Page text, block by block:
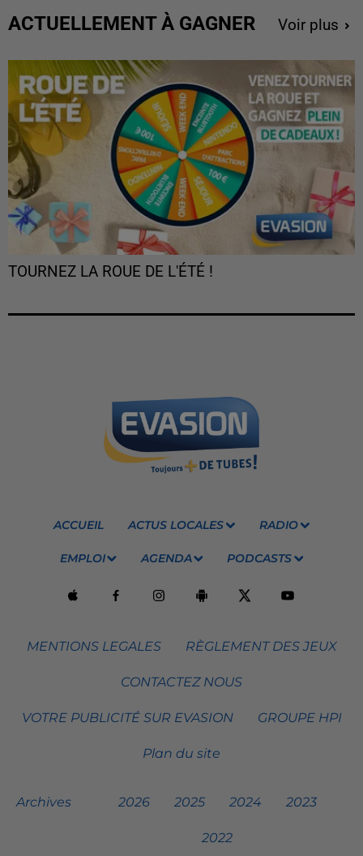
ACTUELLEMENT À GAGNER Voir plus
TOURNEZ LA ROUE DE L'ÉTÉ !
ACCUEIL ACTUS LOCALES RADIO
EMPLOI AGENDA PODCASTS
MENTIONS LEGALES RÈGLEMENT DES JEUX
CONTACTEZ NOUS
VOTRE PUBLICITÉ SUR EVASION GROUPE HPI
Plan du site
Archives 2026 2025 2024 2023
2022